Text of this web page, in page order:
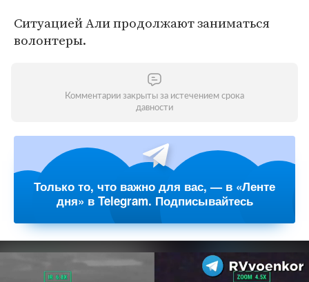
Ситуацией Али продолжают заниматься
волонтеры.
Комментарии закрыты за истечением срока
давности
Только то, что важно для вас, — в «Ленте
дня» в Telegram. Подписывайтесь